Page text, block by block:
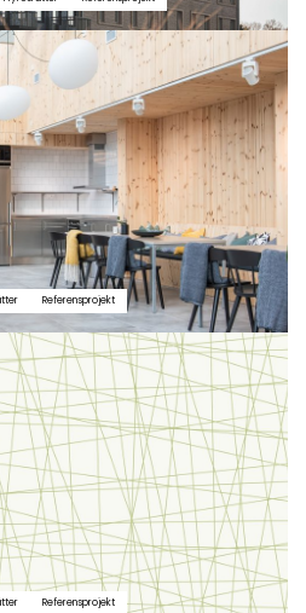
Referensprojekt
Referensprojekt